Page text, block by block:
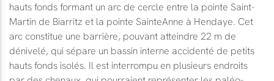
hauts fonds formant un arc de cercle entre la pointe Saint-
Martin de Biarritz et la pointe SainteAnne à Hendaye. Cet
arc constitue une barrière, pouvant atteindre 22 m de
dénivelé, qui sépare un bassin interne accidenté de petits
hauts fonds isolés. Il est interrompu en plusieurs endroits